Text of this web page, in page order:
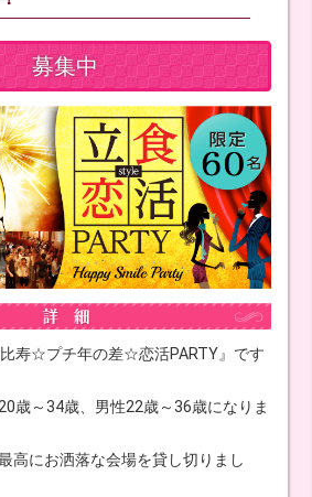
募集中
寿☆プチ年の差☆恋活PARTY』です
歳～34歳、男性22歳～36歳になりま
高にお洒落な会場を貸し切りまし